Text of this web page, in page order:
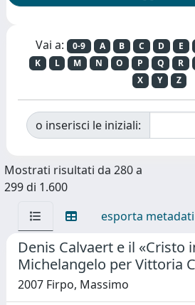
Vai a: 0-9 A B C D E
K
L M N O P Q R
X
Y Z
o inserisci le iniziali:
Mostrati risultati da 280 a
299 di 1.600
esporta metadati
Denis Calvaert e il «Cristo
Michelangelo per Vittoria
2007 Firpo, Massimo